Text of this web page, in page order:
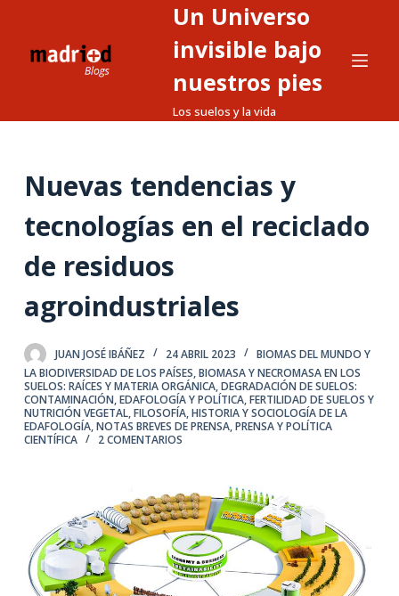
o
n
d
o
Un Universo
invisible bajo
nuestros pies
Los suelos y la vida
Nuevas tendencias y
tecnologías en el reciclado
de residuos
agroindustriales
JUAN JOSÉ IBÁÑEZ 24 ABRIL 2023
BIOMAS DEL MUNDO Y
LA BIODIVERSIDAD DE LOS PAÍSES,BIOMASA Y NECROMASA EN LOS
SUELOS: RAÍCES Y MATERIA ORGÁNICA,DEGRADACIÓN DE SUELOS:
CONTAMINACIÓN,EDAFOLOGÍA Y POLÍTICA,FERTILIDAD DE SUELOS Y
NUTRICIÓN VEGETAL,FILOSOFÍA, HISTORIA Y SOCIOLOGÍA DE LA
EDAFOLOGÍA,NOTAS BREVES DE PRENSA,PRENSA Y POLÍTICA
CIENTÍFICA
2 COMENTARIOS